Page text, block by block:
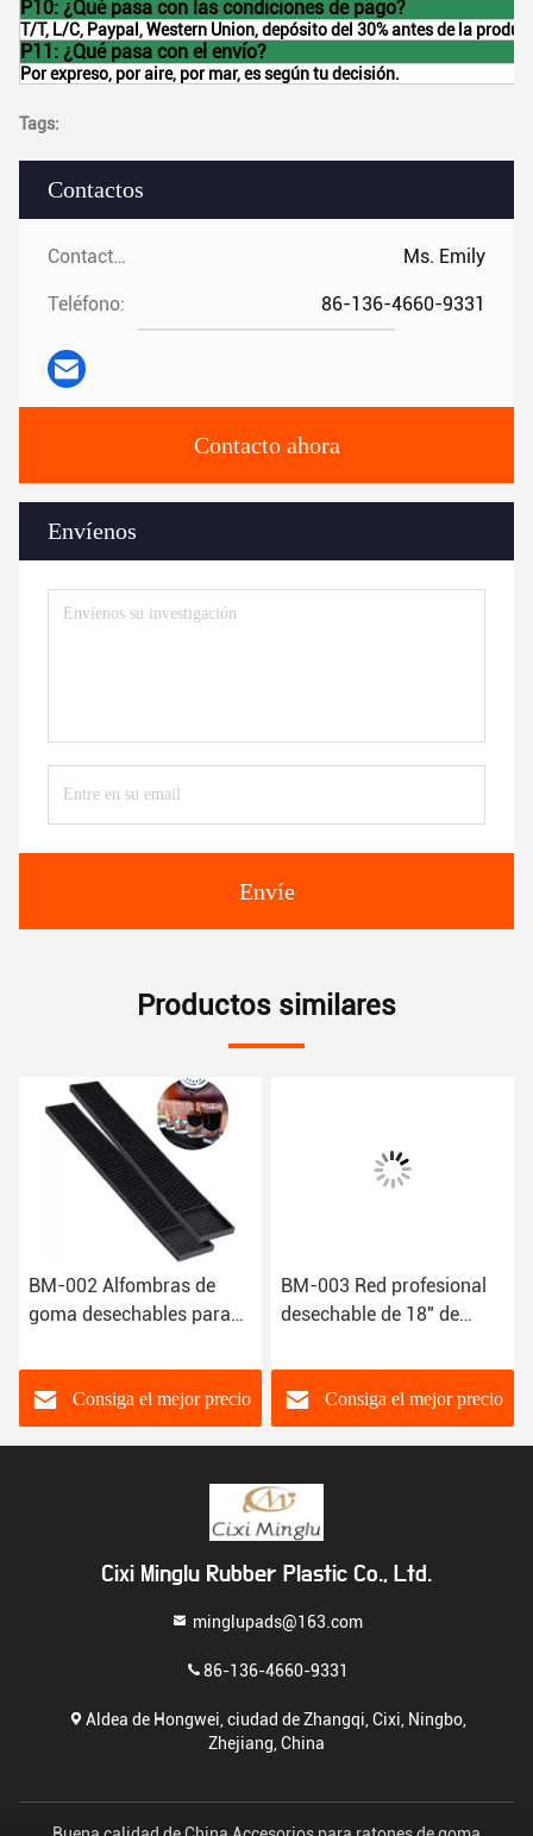
Contactos
Contactos: Ms. Emily
Teléfono: 86-136-4660-9331
Contacto ahora
Envíenos
Envíe
P10: ¿Qué pasa con las condiciones de pago?
T/T, L/C, Paypal, Western Union, depósito del 30% antes de la
P11: ¿Qué pasa con el envío?
Por expreso, por aire, por mar, es según tu decisión.
Tags:
Productos similares
BM-002 Alfombras de
goma desechables para
restaurantes
Consiga el mejor precio
BM-003 Red profesional
desechable de 18" de
alfombra X12 Bar Bar de
cervezaConsiga el mejor precio
Cixi Minglu Rubber Plastic Co., Ltd.
minglupads@163.com
86-136-4660-9331
Aldea de Hongwei, ciudad de Zhangqi, Cixi, Ningbo,
Zhejiang, China